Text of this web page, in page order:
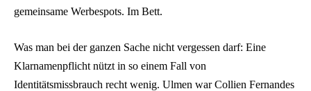
gemeinsame Werbespots. Im Bett.
Was man bei der ganzen Sache nicht vergessen darf: Eine
Klarnamenpflicht nützt in so einem Fall von
Identitätsmissbrauch recht wenig. Ulmen war Collien Fernandes